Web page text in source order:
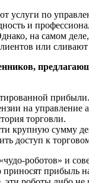
услуги по
и
на самом
или сливают
прибыли.
на управление
торговли.
крупную сумму
доступ к
роботов» и
приносят прибыль